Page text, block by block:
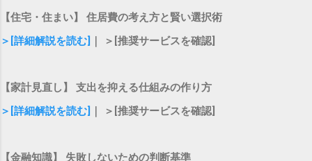
【住宅・住まい】 住居費の考え方と賢い選択術
＞[詳細解説を読む]
｜ ＞[推奨サービスを確認]
【家計見直し】 支出を抑える仕組みの作り方
＞[詳細解説を読む]
｜ ＞[推奨サービスを確認]
【金融知識】 失敗しないための判断基準